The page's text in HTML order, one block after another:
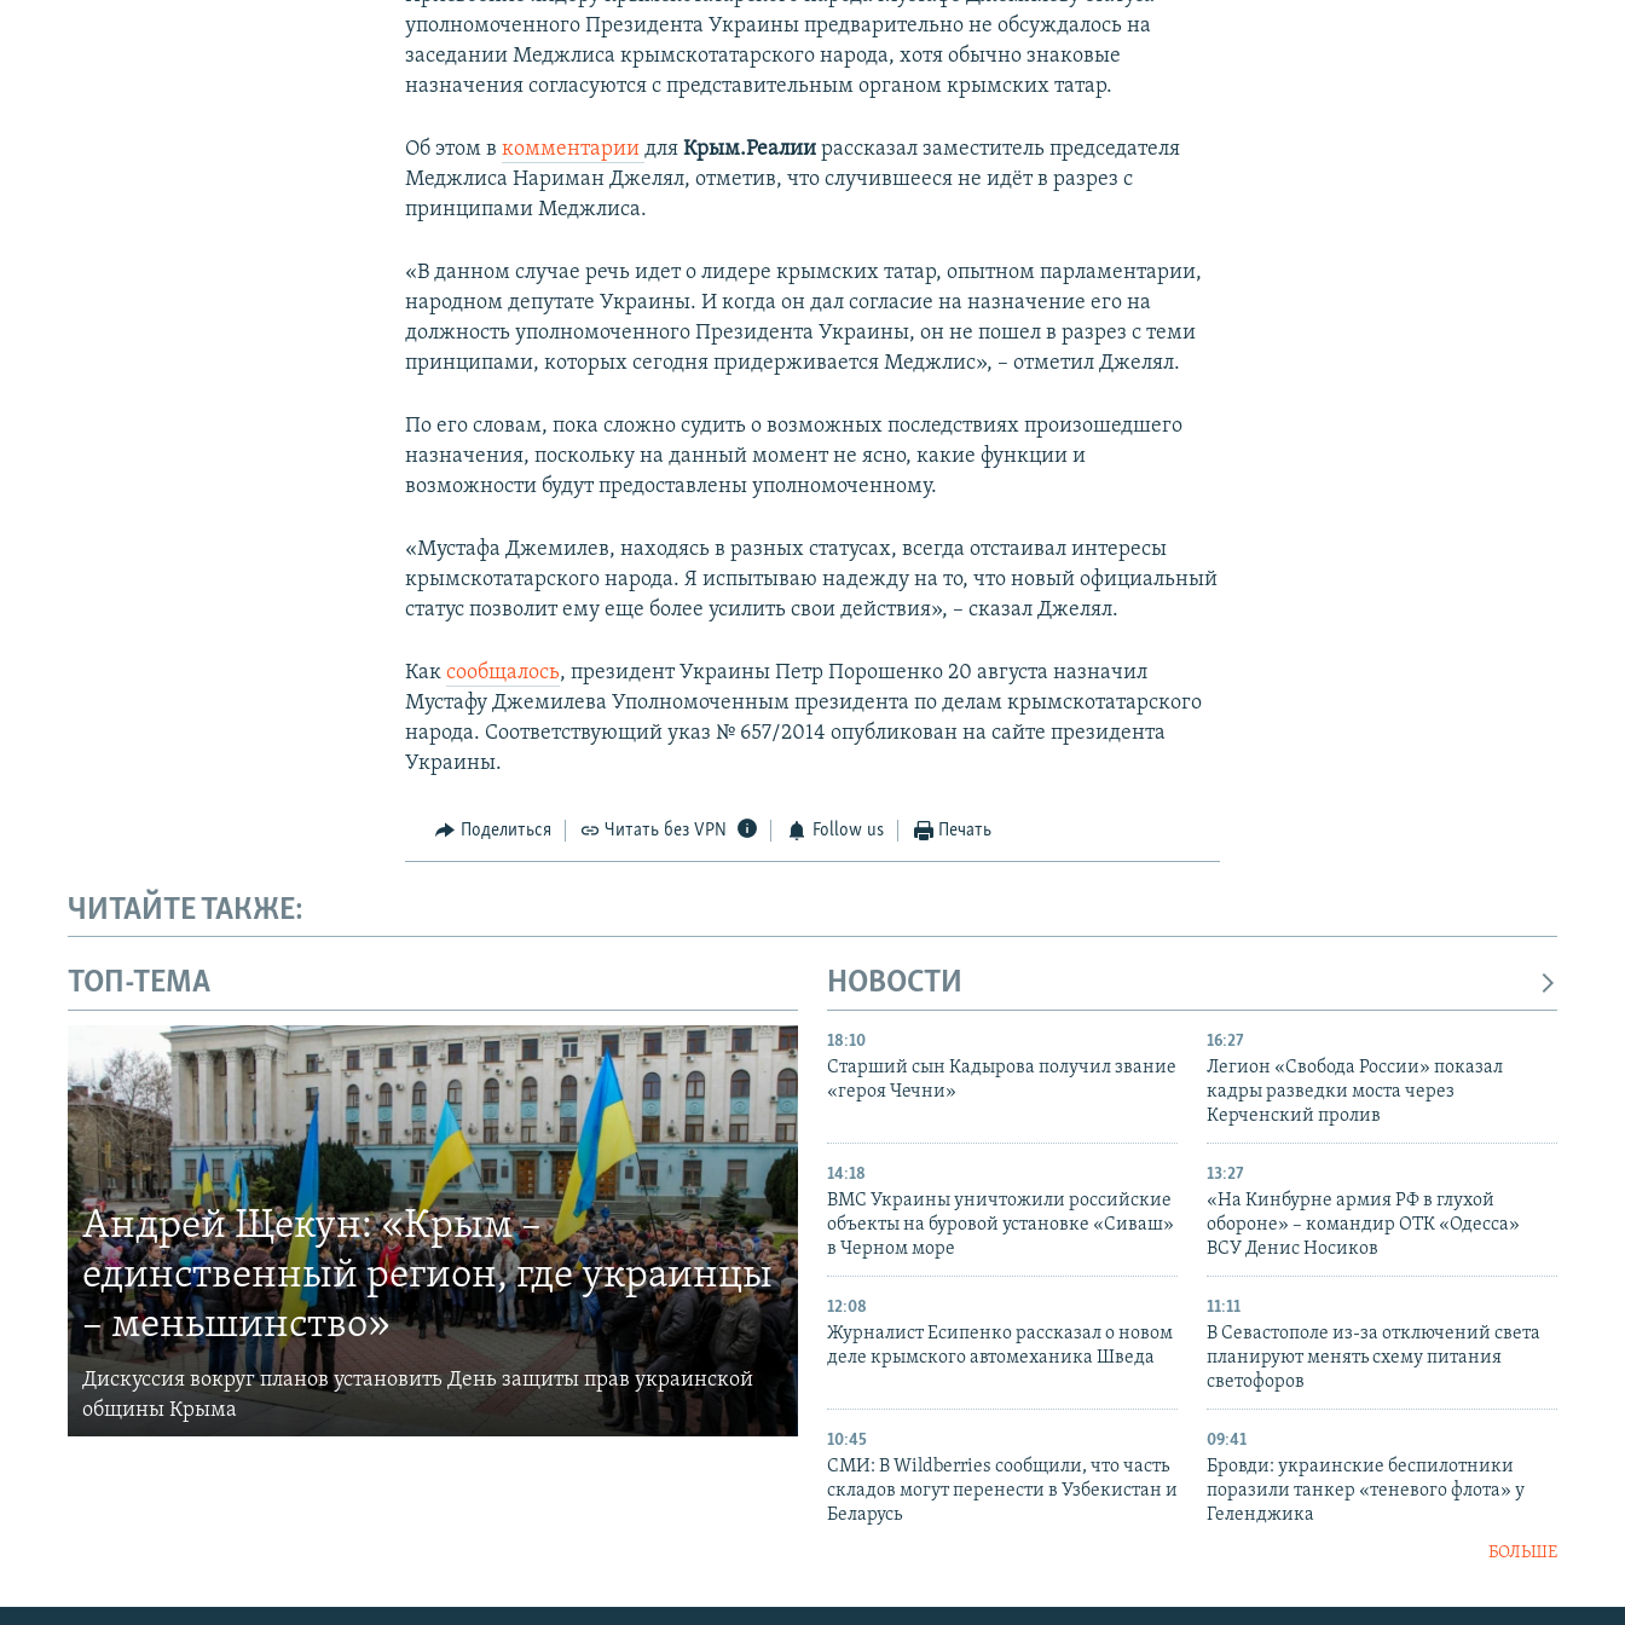
уполномоченного Президента Украины предварительно не обсуждалось на
заседании Меджлиса крымскотатарского народа, хотя обычно знаковые
назначения согласуются с представительным органом крымских татар.
Об этом вкомментариидляКрым.Реалии рассказал заместитель председателя
Меджлиса Нариман Джелял, отметив, что случившееся не идёт в разрез с
принципами Меджлиса.
«В данном случае речь идет о лидере крымских татар, опытном парламентарии,
народном депутате Украины. И когда он дал согласие на назначение его на
должность уполномоченного Президента Украины, он не пошел в разрез с теми
принципами, которых сегодня придерживается Меджлис», – отметил Джелял.
По его словам, пока сложно судить о возможных последствиях произошедшего
назначения, поскольку на данный момент не ясно, какие функции и
возможности будут предоставлены уполномоченному.
«Мустафа Джемилев, находясь в разных статусах, всегда отстаивал интересы
крымскотатарского народа. Я испытываю надежду на то, что новый официальный
статус позволит ему еще более усилить свои действия», – сказал Джелял.
Каксообщалось, президент Украины Петр Порошенко 20 августа назначил
Мустафу Джемилева Уполномоченным президента по делам крымскотатарского
народа. Соответствующий указ № 657/2014 опубликован на сайте президента
Украины.
Поделиться Читать без VPN Follow us Печать
ЧИТАЙТЕ ТАКЖЕ:
ТОП-ТЕМА
Андрей Щекун: «Крым –
единственный регион, где украинцы
– меньшинство»
Дискуссия вокруг планов установить День защиты прав украинской
общины Крыма
НОВОСТИ
18:10
Старший сын Кадырова получил звание
«героя Чечни»
16:27
Легион «Свобода России» показал
кадры разведки моста через
Керченский пролив
14:18
ВМС Украины уничтожили российские
объекты на буровой установке «Сиваш»
в Черном море
13:27
«На Кинбурне армия РФ в глухой
обороне» – командир ОТК «Одесса»
ВСУ Денис Носиков
12:08
Журналист Есипенко рассказал о новом
деле крымского автомеханика Шведа
11:11
В Севастополе из-за отключений света
планируют менять схему питания
светофоров
10:45
СМИ: В Wildberries сообщили, что часть
складов могут перенести в Узбекистан и
Беларусь
09:41
Бровди: украинские беспилотники
поразили танкер «теневого флота» у
Геленджика
БОЛЬШЕ